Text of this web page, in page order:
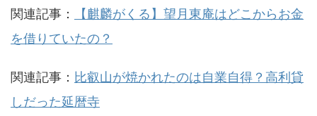
関連記事：
【麒麟がくる】望月東庵はどこからお金
を借りていたの？
関連記事： 比叡山が焼かれたのは自業自得？高利貸
しだった延暦寺